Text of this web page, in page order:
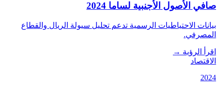
صافي الأصول الأجنبية لساما 2024
بيانات الاحتياطيات الرسمية تدعم تحليل سيولة الريال والقطاع
المصرفي.
اقرأ الرؤية →
الاقتصاد
2024